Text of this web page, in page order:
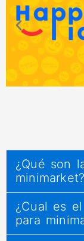
¿Qué son
minimarket?
¿Cual es
para